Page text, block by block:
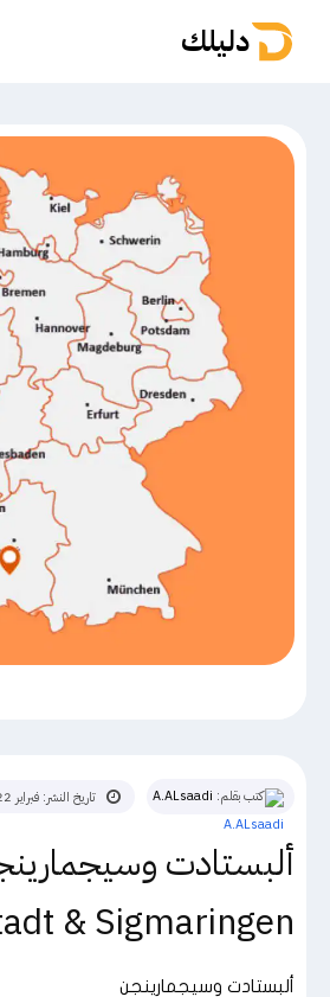
دليلك
كتب بقلم: A.ALsaadi تاريخ النشر: فبراير 22, 2024
ألبستادت
& Sigmaringen
ألبستادت وسيجمارينجن